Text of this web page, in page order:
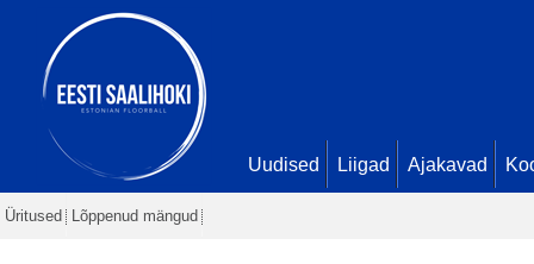
Uudised Liigad Ajakavad
Üritused Lõppenud mängud
33:50 -
värav
34:55 -värav
39:14 -värav
Seis11 - 0
39:42 -värav. Mihkel Kruusmägi